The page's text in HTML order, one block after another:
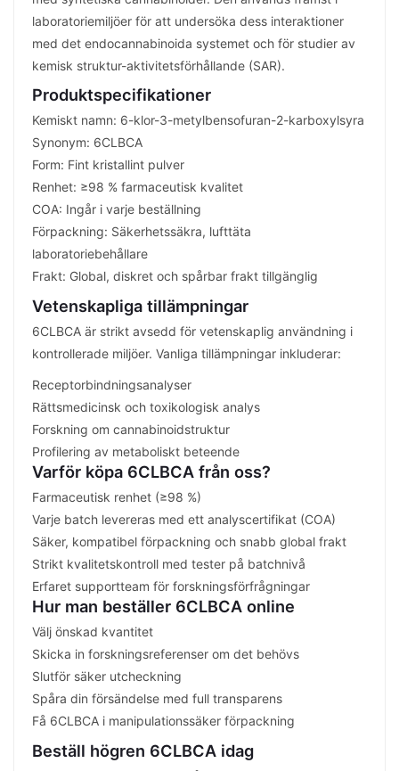
laboratoriemiljöer för att undersöka dess interaktioner
med det endocannabinoida systemet och för studier av
kemisk struktur-aktivitetsförhållande (SAR).
Produktspecifikationer
Kemiskt namn: 6-klor-3-metylbensofuran-2-karboxylsyra
Synonym: 6CLBCA
Form: Fint kristallint pulver
Renhet: ≥98 % farmaceutisk kvalitet
COA: Ingår i varje beställning
Förpackning: Säkerhetssäkra, lufttäta
laboratoriebehållare
Frakt: Global, diskret och spårbar frakt tillgänglig
Vetenskapliga tillämpningar
6CLBCA är strikt avsedd för vetenskaplig användning i
kontrollerade miljöer. Vanliga tillämpningar inkluderar:
Receptorbindningsanalyser
Rättsmedicinsk och toxikologisk analys
Forskning om cannabinoidstruktur
Profilering av metaboliskt beteende
Varför köpa 6CLBCA från oss?
Farmaceutisk renhet (≥98 %)
Varje batch levereras med ett analyscertifikat (COA)
Säker, kompatibel förpackning och snabb global frakt
Strikt kvalitetskontroll med tester på batchnivå
Erfaret supportteam för forskningsförfrågningar
Hur man beställer 6CLBCA online
Välj önskad kvantitet
Skicka in forskningsreferenser om det behövs
Slutför säker utcheckning
Spåra din försändelse med full transparens
Få 6CLBCA i manipulationssäker förpackning
Beställ högren 6CLBCA idag